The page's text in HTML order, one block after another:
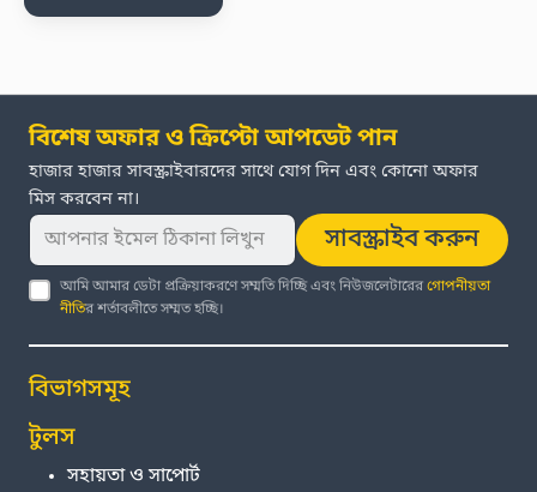
বিশেষ অফার ও ক্রিপ্টো আপডেট পান
হাজার হাজার সাবস্ক্রাইবারদের সাথে যোগ দিন এবং কোনো অফার
মিস করবেন না।
সাবস্ক্রাইব করুন
আমি আমার ডেটা প্রক্রিয়াকরণে সম্মতি দিচ্ছি এবং নিউজলেটারেরগোপনীয়তা
নীতির শর্তাবলীতে সম্মত হচ্ছি।
বিভাগসমূহ
টুলস
সহায়তা ও সাপোর্ট